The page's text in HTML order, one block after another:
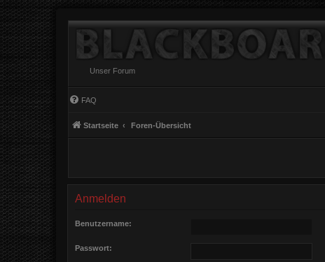
Unser Forum
FAQ
Startseite Foren-Übersicht
Anmelden
Benutzername:
Passwort: